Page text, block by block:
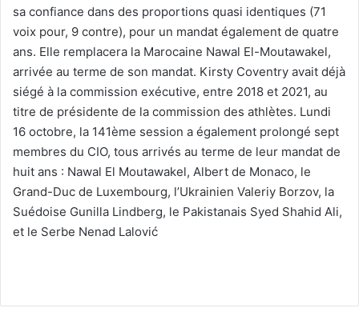
sa confiance dans des proportions quasi identiques (71
voix pour, 9 contre), pour un mandat également de quatre
ans. Elle remplacera la Marocaine Nawal El-Moutawakel,
arrivée au terme de son mandat. Kirsty Coventry avait déjà
siégé à la commission exécutive, entre 2018 et 2021, au
titre de présidente de la commission des athlètes. Lundi
16 octobre, la 141ème session a également prolongé sept
membres du CIO, tous arrivés au terme de leur mandat de
huit ans : Nawal El Moutawakel, Albert de Monaco, le
Grand-Duc de Luxembourg, l’Ukrainien Valeriy Borzov, la
Suédoise Gunilla Lindberg, le Pakistanais Syed Shahid Ali,
et le Serbe Nenad Lalović